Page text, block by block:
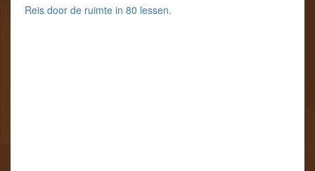
Reis door de ruimte in 80 lessen.